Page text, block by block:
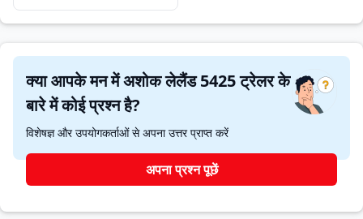
क्या आपके मन में अशोक लेलैंड 5425 ट्रेलर के
बारे में कोई प्रश्न है?
विशेषज्ञ और उपयोगकर्ताओं से अपना उत्तर प्राप्त करें
अपना प्रश्न पूछें